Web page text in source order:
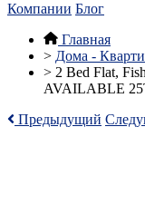
Компании Блог
Главная
> Дома -
> 2 Bed Flat,
AVAILABLE
Предыдущий